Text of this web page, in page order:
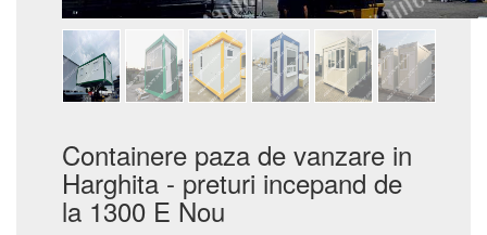
Containere paza de vanzare in
Harghita - preturi incepand de
la 1300 E Nou